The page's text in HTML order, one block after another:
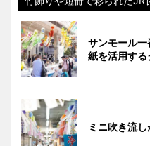
サンモール
紙を活用す
ミニ吹き流